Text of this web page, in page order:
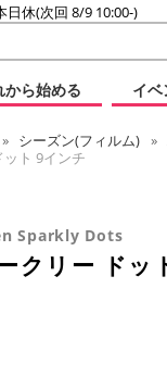
日休(次回 8/9 10:00-)
から始める イ
シーズン(フィルム)
ト 9インチ
Sparkly Dots
クリー ドッ